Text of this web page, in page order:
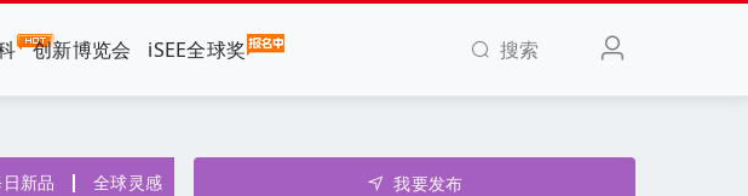
创新博览会 iSEE全球奖 搜索
新品 全球灵感 我要发布